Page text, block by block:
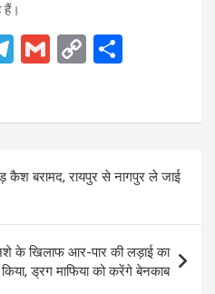
हैं।
T
a
G
C
n
k
कैश बरामद, रायपुर से नागपुर ले जाई
के खिलाफ आर-पार की लड़ाई का
ड्रग माफिया को करेंगे बेनकाब